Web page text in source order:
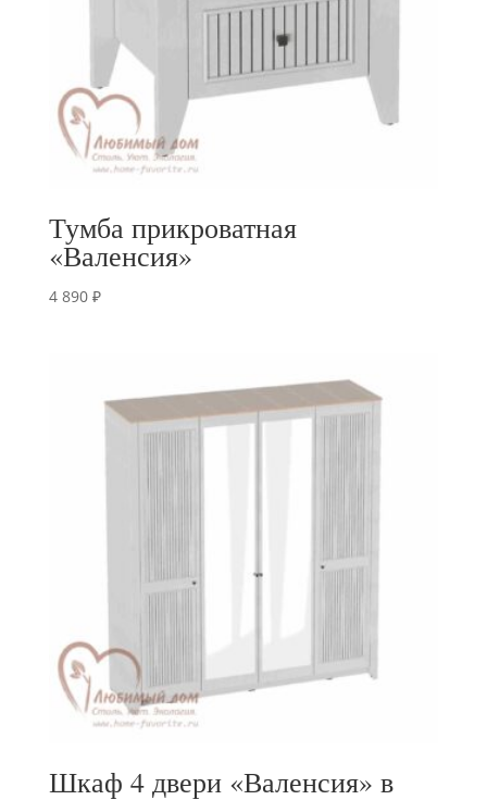
Тумба прикроватная
«Валенсия»
4 890 ₽
Шкаф 4 двери «Валенсия» в